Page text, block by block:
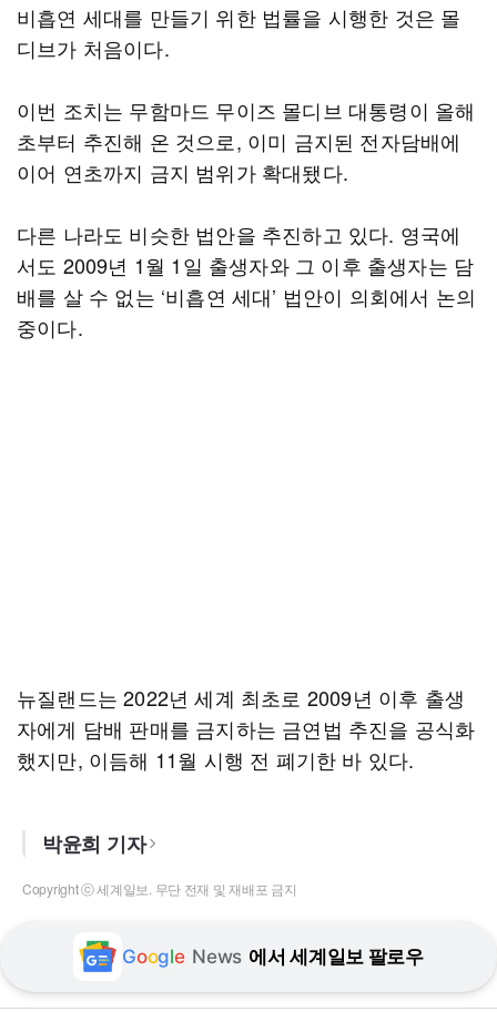
비흡연 세대를 만들기 위한 법률을 시행한 것은 몰
디브가 처음이다.
이번 조치는 무함마드 무이즈 몰디브 대통령이 올해
초부터 추진해 온 것으로, 이미 금지된 전자담배에
이어 연초까지 금지 범위가 확대됐다.
다른 나라도 비슷한 법안을 추진하고 있다. 영국에
서도 2009년 1월 1일 출생자와 그 이후 출생자는 담
배를 살 수 없는 ‘비흡연 세대’ 법안이 의회에서 논의
중이다.
뉴질랜드는 2022년 세계 최초로 2009년 이후 출생
자에게 담배 판매를 금지하는 금연법 추진을 공식화
했지만, 이듬해 11월 시행 전 폐기한 바 있다.
박윤희 기자
Copyright ⓒ 세계일보. 무단 전재 및 재배포 금지
Google News 에서 세계일보 팔로우